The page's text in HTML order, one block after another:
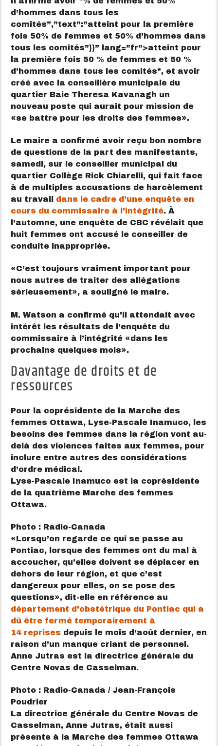
d’hommes dans tous les
comités”,”text”:”atteint pour la première
fois 50% de femmes et 50% d’hommes dans
tous les comités”}}” lang=”fr”>atteint pour
la première fois 50 % de femmes et 50 %
d’hommes dans tous les comités , et avoir
créé avec la conseillère municipale du
quartier Baie Theresa Kavanagh un
nouveau poste qui aurait pour mission de
se battre pour les droits des femmes
.
Le maire a confirmé avoir reçu bon nombre
de questions de la part des manifestants,
samedi, sur le conseiller municipal du
quartier Collège Rick Chiarelli, qui fait face
à de multiples accusations de harcèlement
au travail dans le cadre d’une enquête en
cours du commissaire à l’intégrité. À
l’automne, une enquête de CBC révélait que
huit femmes ont accusé le conseiller de
conduite inappropriée.
C’est toujours vraiment important pour
nous autres de traiter des allégations
sérieusement
, a souligné le maire.
M. Watson a confirmé qu’il attendait avec
intérêt les résultats de l’enquête du
commissaire à l’intégrité
dans les
prochains quelques mois
.
Davantage de droits et de
ressources
Pour la coprésidente de la Marche des
femmes Ottawa, Lyse-Pascale Inamuco, les
besoins des femmes dans la région vont au-
delà des violences faites aux femmes, pour
inclure entre autres des considérations
d’ordre médical.
Lyse-Pascale Inamuco est la coprésidente
de la quatrième Marche des femmes
Ottawa.
Photo : Radio-Canada
Lorsqu’on regarde ce qui se passe au
Pontiac, lorsque des femmes ont du mal à
accoucher, qu’elles doivent se déplacer en
dehors de leur région, et que c’est
dangereux pour elles, on se pose des
questions
, dit-elle en référence au
département d’obstétrique du Pontiac qui a
dû être fermé temporairement à
14 reprises depuis le mois d’août dernier, en
raison d’un manque criant de personnel.
Anne Jutras est la directrice générale du
Centre Novas de Casselman.
Photo : Radio-Canada / Jean-François
Poudrier
La directrice générale du Centre Novas de
Casselman, Anne Jutras, était aussi
présente à la Marche des femmes Ottawa